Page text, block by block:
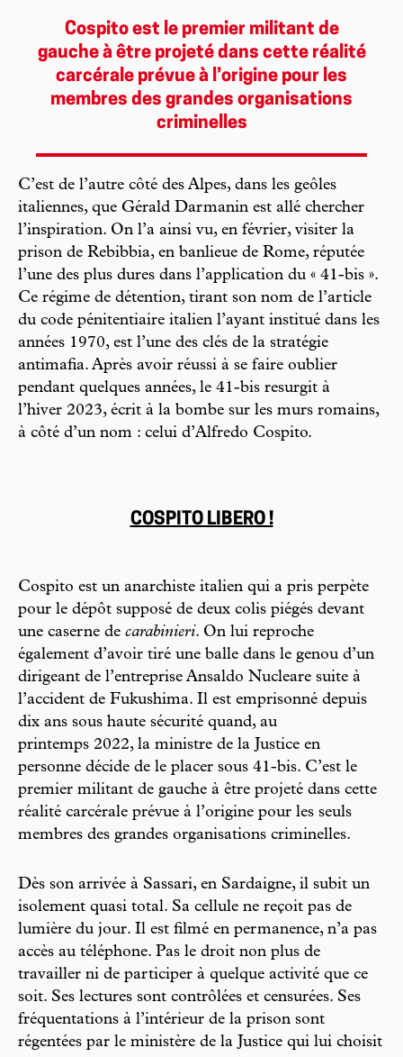
Cospito est le premier militant de
gauche à être projeté dans cette réalité
carcérale prévue à l’origine pour les
membres des grandes organisations
criminelles
C’est de l’autre côté des Alpes, dans les geôles
italiennes, que Gérald Darmanin est allé chercher
l’inspiration. On l’a ainsi vu, en février, visiter la
prison de Rebibbia, en banlieue de Rome, réputée
l’une des plus dures dans l’application du « 41-bis ».
Ce régime de détention, tirant son nom de l’article
du code pénitentiaire italien l’ayant institué dans les
années 1970, est l’une des clés de la stratégie
antimafia. Après avoir réussi à se faire oublier
pendant quelques années, le 41-bis resurgit à
l’hiver 2023, écrit à la bombe sur les murs romains,
à côté d’un nom : celui d’Alfredo Cospito.
COSPITO LIBERO !
Cospito est un anarchiste italien qui a pris perpète
pour le dépôt supposé de deux colis piégés devant
une caserne de carabinieri. On lui reproche
également d’avoir tiré une balle dans le genou d’un
dirigeant de l’entreprise Ansaldo Nucleare suite à
l’accident de Fukushima. Il est emprisonné depuis
dix ans sous haute sécurité quand, au
printemps 2022, la ministre de la Justice en
personne décide de le placer sous 41-bis. C’est le
premier militant de gauche à être projeté dans cette
réalité carcérale prévue à l’origine pour les seuls
membres des grandes organisations criminelles.
Dès son arrivée à Sassari, en Sardaigne, il subit un
isolement quasi total. Sa cellule ne reçoit pas de
lumière du jour. Il est filmé en permanence, n’a pas
accès au téléphone. Pas le droit non plus de
travailler ni de participer à quelque activité que ce
soit. Ses lectures sont contrôlées et censurées. Ses
fréquentations à l’intérieur de la prison sont
régentées par le ministère de la Justice qui lui choisit